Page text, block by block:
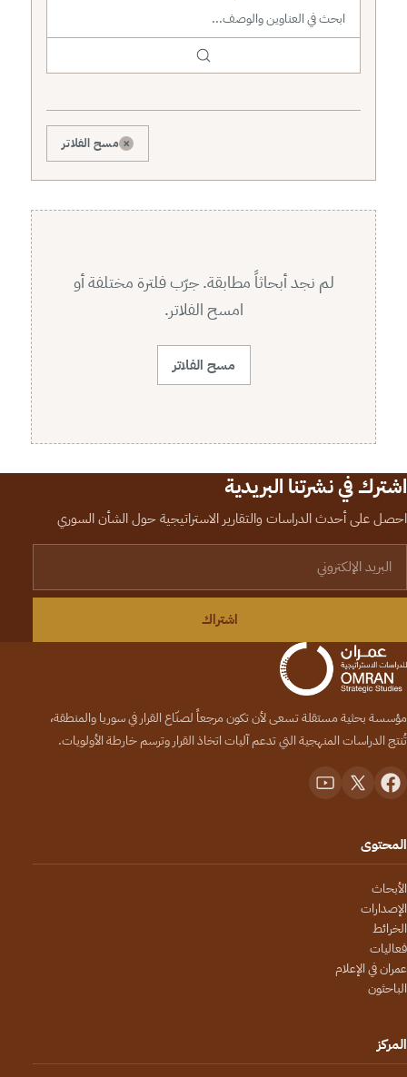
نطاق البحث
× مسح الفلاتر
لم نجد أبحاثاً مطابقة. جرّب فلترة مختلفة أو
امسح الفلاتر.
مسح الفلاتر
اشترك في نشرتنا البريدية
احصل على أحدث الدراسات والتقارير الاستراتيجية حول الشأن السوري
اشتراك
مؤسسة بحثية مستقلة تسعى لأن تكون مرجعاً لصنّاع القرار في سوريا والمنطقة،
تُنتج الدراسات المنهجية التي تدعم آليات اتخاذ القرار وترسم خارطة الأولويات.
المحتوى
الأبحاث
الإصدارات
الخرائط
فعاليات
عمران في الإعلام
الباحثون
المركز